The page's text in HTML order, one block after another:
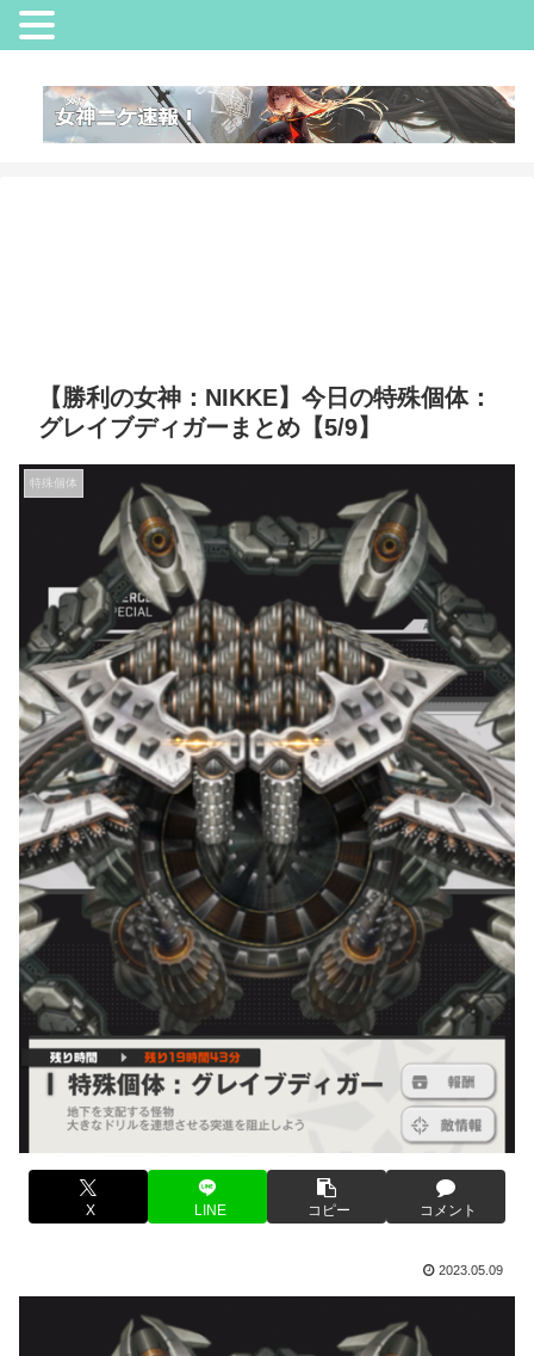
【勝利の女神：NIKKE】今日の特殊個体：
グレイブディガーまとめ【5/9】
特殊個体
X LINE コピー コメント
2023.05.09